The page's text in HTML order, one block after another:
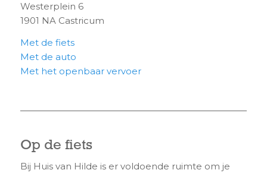
Westerplein 6
1901 NA Castricum
Met de fiets
Met de auto
Met het openbaar vervoer
Op de fiets
Bij Huis van Hilde is er voldoende ruimte om je